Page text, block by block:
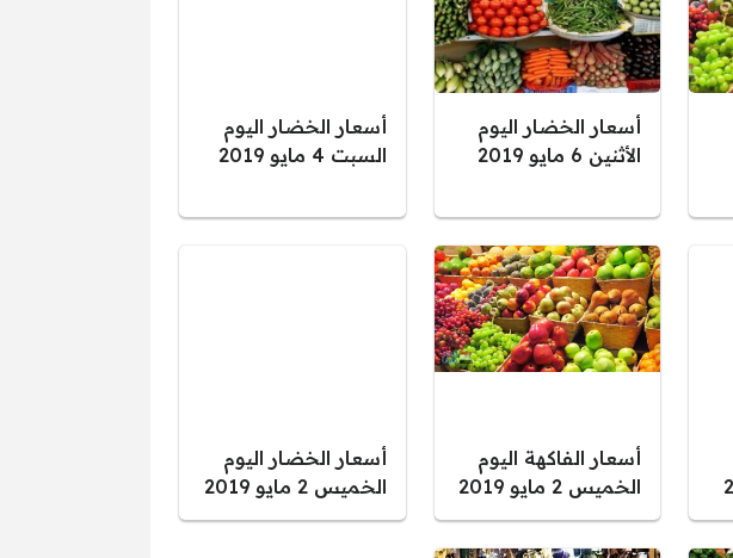
أسعار الخضار اليوم
الأثنين 6 مايو 2019
أسعار الخضار اليوم
السبت 4 مايو 2019
أسعار الفاكهة اليوم
الخميس 2 مايو 2019
أسعار الخضار اليوم
الخميس 2 مايو 2019